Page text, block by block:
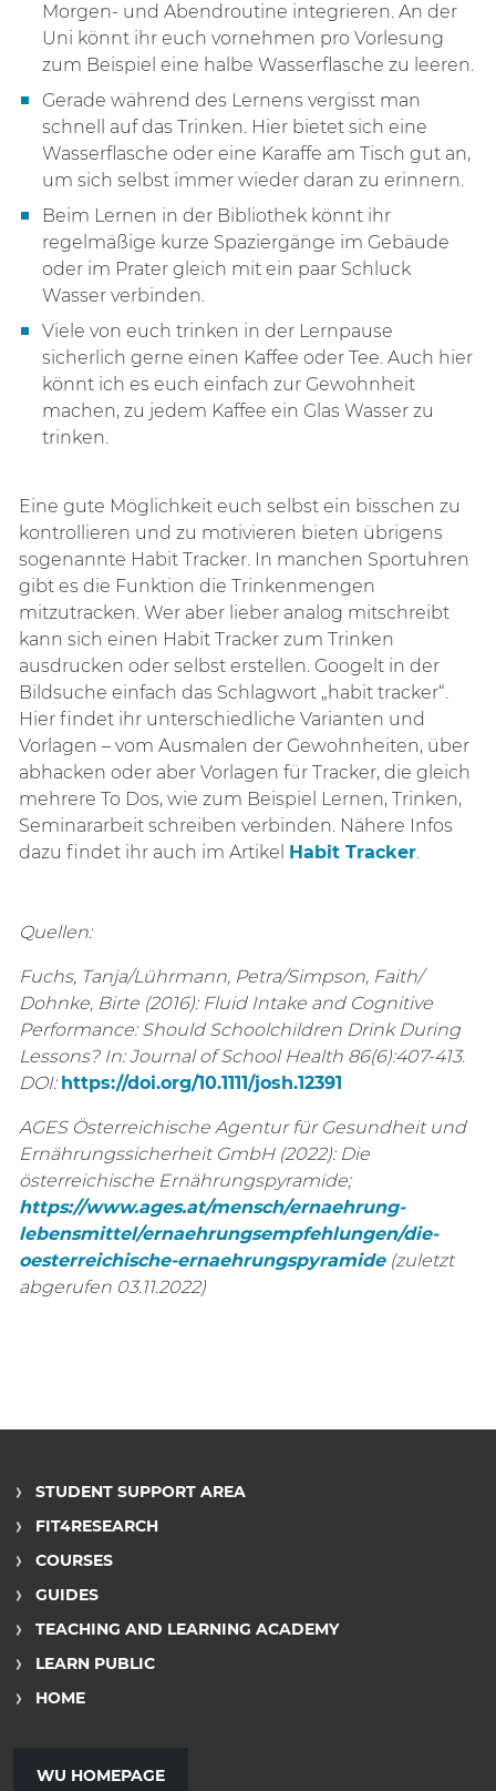
Morgen- und Abendroutine integrieren. An der
Uni könnt ihr euch vornehmen pro Vorlesung
zum Beispiel eine halbe Wasserflasche zu leeren.
Gerade während des Lernens vergisst man
schnell auf das Trinken. Hier bietet sich eine
Wasserflasche oder eine Karaffe am Tisch gut an,
um sich selbst immer wieder daran zu erinnern.
Beim Lernen in der Bibliothek könnt ihr
regelmäßige kurze Spaziergänge im Gebäude
oder im Prater gleich mit ein paar Schluck
Wasser verbinden.
Viele von euch trinken in der Lernpause
sicherlich gerne einen Kaffee oder Tee. Auch hier
könnt ich es euch einfach zur Gewohnheit
machen, zu jedem Kaffee ein Glas Wasser zu
trinken.
Eine gute Möglichkeit euch selbst ein bisschen zu
kontrollieren und zu motivieren bieten übrigens
sogenannte Habit Tracker. In manchen Sportuhren
gibt es die Funktion die Trinkenmengen
mitzutracken. Wer aber lieber analog mitschreibt
kann sich einen Habit Tracker zum Trinken
ausdrucken oder selbst erstellen. Googelt in der
Bildsuche einfach das Schlagwort „habit tracker“.
Hier findet ihr unterschiedliche Varianten und
Vorlagen – vom Ausmalen der Gewohnheiten, über
abhacken oder aber Vorlagen für Tracker, die gleich
mehrere To Dos, wie zum Beispiel Lernen, Trinken,
Seminararbeit schreiben verbinden. Nähere Infos
dazu findet ihr auch im Artikel Habit Tracker.
Quellen:
Fuchs, Tanja/Lührmann, Petra/Simpson, Faith/
Dohnke, Birte (2016): Fluid Intake and Cognitive
Performance: Should Schoolchildren Drink During
Lessons? In: Journal of School Health 86(6):407-413.
DOI: https://doi.org/10.1111/josh.12391
AGES Österreichische Agentur für Gesundheit und
Ernährungssicherheit GmbH (2022): Die
österreichische Ernährungspyramide;
https://www.ages.at/mensch/ernaehrung-
lebensmittel/ernaehrungsempfehlungen/die-
oesterreichische-ernaehrungspyramide(zuletzt
abgerufen 03.11.2022)
STUDENT SUPPORT AREA
FIT4RESEARCH
COURSES
GUIDES
TEACHING AND LEARNING ACADEMY
LEARN PUBLIC
HOME
WU HOMEPAGE